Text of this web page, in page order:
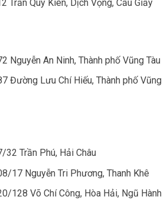
Trần Quý Kiên, Dịch Vọng, Cầu Giấy
Nguyễn An Ninh, Thành phố Vũng Tàu
Đường Lưu Chí Hiếu, Thành phố Vũng
32 Trần Phú, Hải Châu
17 Nguyễn Tri Phương, Thanh Khê
128 Võ Chí Công, Hòa Hải, Ngũ Hành